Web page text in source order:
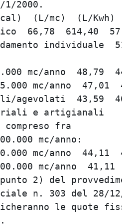
(L/
domestico
a 15.000 mc/
a 15.000 mc/
e
a 100.000 mc/
a 100.000
punto 2) del
n. 303 del